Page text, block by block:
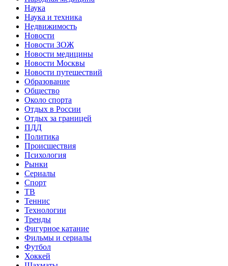
Наука
Наука и техника
Недвижимость
Новости
Новости ЗОЖ
Новости медицины
Новости Москвы
Новости путешествий
Образование
Общество
Около спорта
Отдых в России
Отдых за границей
ПДД
Политика
Происшествия
Психология
Рынки
Сериалы
Спорт
ТВ
Теннис
Технологии
Тренды
Фигурное катание
Фильмы и сериалы
Футбол
Хоккей